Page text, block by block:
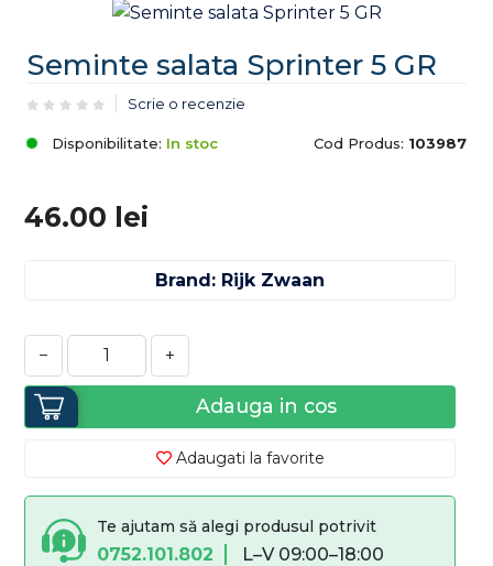
Seminte salata Sprinter 5 GR
Scrie o recenzie
Disponibilitate: In stoc Cod Produs: 103987
46.00 lei
Brand: Rijk Zwaan
− +
Adauga in cos
Adaugati la favorite
Te ajutam să alegi produsul potrivit
0752.101.802 L–V 09:00–18:00